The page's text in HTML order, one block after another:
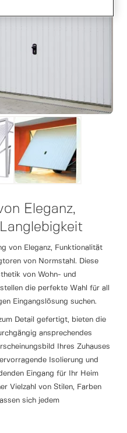
Eleganz,
von Eleganz, Funktionalität
von Normstahl. Diese
von Wohn- und
die perfekte Wahl für all
Eingangslösung suchen.
Detail gefertigt, bieten die
ansprechendes
Ihres Zuhauses
Isolierung und
Eingang für Ihr Heim
Vielzahl von Stilen, Farben
sich jedem